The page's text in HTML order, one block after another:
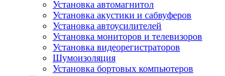
Установка автомагнитол
Установка акустики и сабвуферов
Установка автоусилителей
Установка мониторов и телевизоров
Установка видеорегистраторов
Шумоизоляция
Установка бортовых компьютеров